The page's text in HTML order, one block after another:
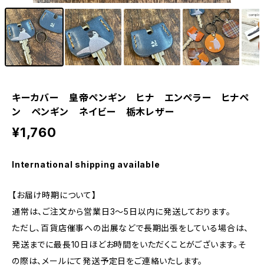
キーカバー 皇帝ペンギン ヒナ エンペラー ヒナペ
ン ペンギン ネイビー 栃木レザー
¥1,760
International shipping available
【お届け時期について】
通常は、ご注文から営業日3〜5日以内に発送しております。
ただし、百貨店催事への出展などで長期出張をしている場合は、
発送までに最長10日ほどお時間をいただくことがございます。そ
の際は、メールにて発送予定日をご連絡いたします。